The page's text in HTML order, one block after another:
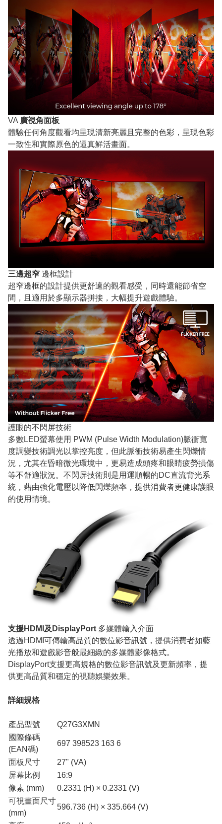
VA 廣視角面板
體驗任何角度觀看均呈現清新亮麗且完整的色彩，呈現色彩
一致性和實際原色的逼真鮮活畫面。
三邊超窄 邊框設計
超窄邊框的設計提供更舒適的觀看感受，同時還能節省空
間，且適用於多顯示器拼接，大幅提升遊戲體驗。
護眼的不閃屏技術
多數LED螢幕使用 PWM (Pulse Width Modulation)脈衝寬
度調變技術調光以掌控亮度，但此脈衝技術易產生閃爍情
況，尤其在昏暗微光環境中，更易造成頭疼和眼睛疲勞損傷
等不舒適狀況。不閃屏技術則是用運順暢的DC直流背光系
統，藉由強化電壓以降低閃爍頻率，提供消費者更健康護眼
的使用情境。
支援HDMI及DisplayPort 多媒體輸入介面
透過HDMI可傳輸高品質的數位影音訊號，提供消費者如藍
光播放和遊戲影音般最細緻的多媒體影像格式。
DisplayPort支援更高規格的數位影音訊號及更新頻率，提
供更高品質和穩定的視聽娛樂效果。
詳細規格
產品型號
Q27G3XMN
國際條碼
(EAN碼)
697 398523 163 6
面板尺寸
27" (VA)
屏幕比例
16:9
像素 (mm)
0.2331 (H) × 0.2331 (V)
可視畫面尺寸
(mm)
596.736 (H) × 335.664 (V)